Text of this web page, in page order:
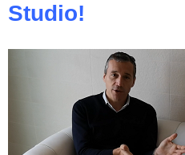
Studio!